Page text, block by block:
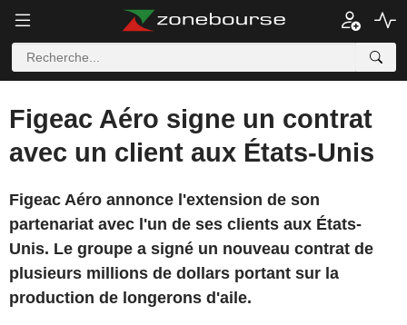
Figeac Aéro signe un contrat
avec un client aux États-Unis
Figeac Aéro annonce l'extension de son
partenariat avec l'un de ses clients aux États-
Unis. Le groupe a signé un nouveau contrat de
plusieurs millions de dollars portant sur la
production de longerons d'aile.